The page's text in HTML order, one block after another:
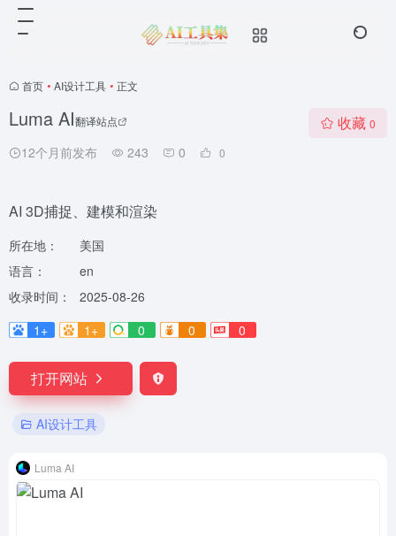
首页 • AI设计工具 • 正文
Luma AI翻译站点
12个月前发布 243 0 0
收藏 0
AI 3D捕捉、建模和渲染
所在地：
美国
语言：
en
收录时间：
2025-08-26
1+
1+ 0 0 0
打开网站
AI设计工具
Luma AI